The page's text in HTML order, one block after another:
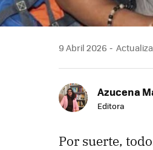
9 Abril 2026
Azucena
Editora
Por suerte,